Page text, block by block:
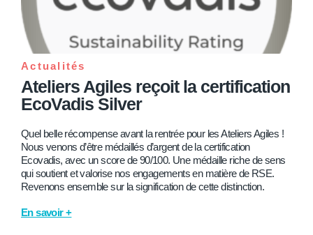
Actualités
Ateliers Agiles reçoit la certification
EcoVadis Silver
Quel belle récompense avant la rentrée pour les Ateliers Agiles !
Nous venons d’être médaillés d’argent de la certification
Ecovadis, avec un score de 90/100. Une médaille riche de sens
qui soutient et valorise nos engagements en matière de RSE.
Revenons ensemble sur la signification de cette distinction.
En savoir +